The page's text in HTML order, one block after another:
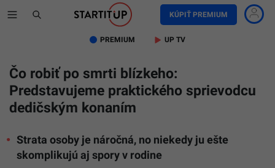
KÚPIŤ PREMIUM
PREMIUM UP TV
Čo robiť po smrti blízkeho:
Predstavujeme praktického sprievodcu
dedičským konaním
Strata osoby je náročná, no niekedy ju ešte
skomplikujú aj spory v rodine